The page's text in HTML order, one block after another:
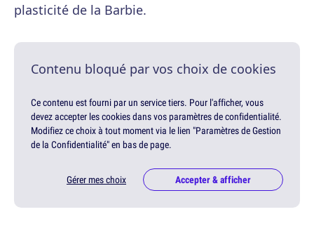
plasticité de la Barbie.
Contenu bloqué par vos choix de cookies
Ce contenu est fourni par un service tiers. Pour l'afficher, vous
devez accepter les cookies dans vos paramètres de confidentialité.
Modifiez ce choix à tout moment via le lien "Paramètres de Gestion
de la Confidentialité" en bas de page.
Gérer mes choix Accepter & afficher